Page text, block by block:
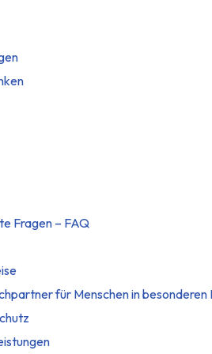
Fragen – FAQ
für Menschen in